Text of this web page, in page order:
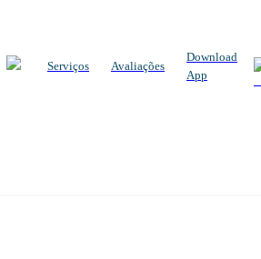
Serviços Avaliações
Download
App